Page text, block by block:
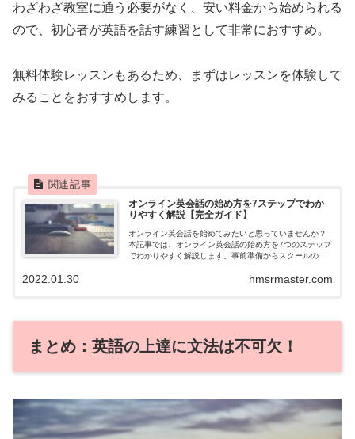
わざわざ教室に通う必要がなく、安い料金から始められる
ので、初心者が英語を話す練習として非常におすすめ。
無料体験レッスンもあるため、まずはレッスンを体験して
みることをおすすめします。
オンライン英会話の始め方を7ステップでわか
りやすく解説【完全ガイド】
オンライン英会話を始めてみたいと思っていませんか？
本記事では、オンライン英会話の始め方を7つのステップ
でわかりやすく解説します。事前準備からスクールの選
hmsrmaster.com
2022.01.30
まとめ：英語の上達に文法は不可欠！